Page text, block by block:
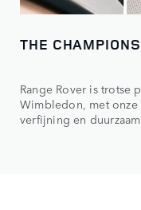
THE
Range Rover is trotse
Wimbledon, met
verfijning en